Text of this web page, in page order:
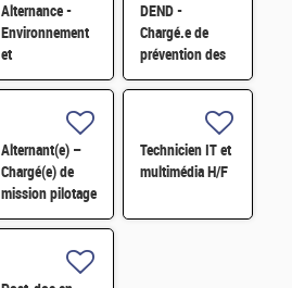
Alternance -
Environnement
et
développement
DEND -
Chargé.e de
prévention des
risques
et conseiller.e
en
radioprotection
Alternant(e) –
Chargé(e) de
mission pilotage
de projets et
digitale H/F
Technicien IT et
multimédia H/F